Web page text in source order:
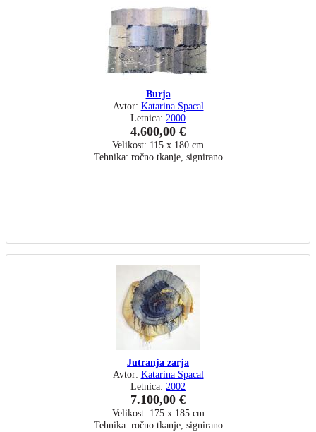
Burja
Avtor: Katarina Spacal
Letnica: 2000
4.600,00 €
Velikost: 115 x 180 cm
Tehnika: ročno tkanje, signirano
Jutranja zarja
Avtor: Katarina Spacal
Letnica: 2002
7.100,00 €
Velikost: 175 x 185 cm
Tehnika: ročno tkanje, signirano